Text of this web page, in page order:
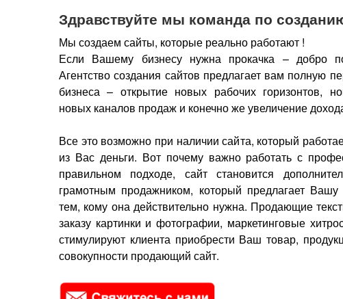
Здравствуйте мы команда по
Мы создаем сайты, которые реально работают !
Если Вашему бизнесу нужна прокачка – добро
Агентство создания сайтов предлагает вам полную
бизнеса – открытие новых рабочих горизонтов,
новых каналов продаж и конечно же увеличение
Все это возможно при наличии сайта, который
из Вас деньги. Вот почему важно работать с
правильном подходе, сайт становится
грамотным продажником, который предлагает Вашу
тем, кому она действительно нужна. Продающие
заказу картинки и фотографии, маркетинговые
стимулируют клиента приобрести Ваш товар,
совокупности продающий сайт.